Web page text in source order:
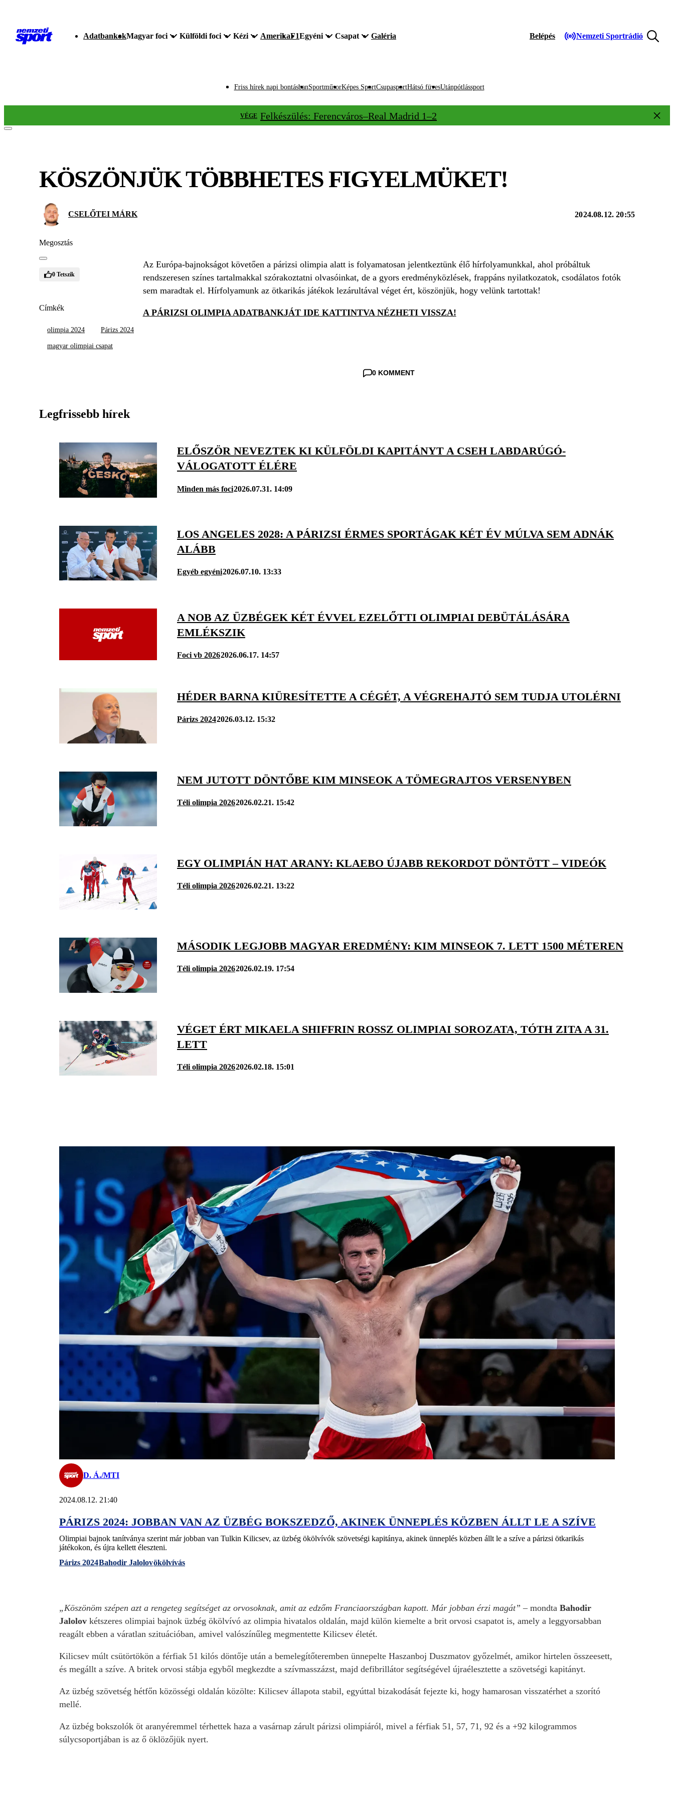
AdatbankokMagyar foci Külföldi foci Kézi AmerikaF1Egyéni Csapat Galéria Belépés Nemzeti Sportrádió
Friss hírek napi bontásbanSportműsorKépes SportCsupasportHátsó füvesUtánpótlássport
VÉGE Felkészülés: Ferencváros–Real Madrid 1–2
KÖSZÖNJÜK TÖBBHETES FIGYELMÜKET!
CSELŐTEI MÁRK 2024.08.12. 20:55
Megosztás
0 Tetszik
Címkék
olimpia 2024 Párizs 2024
magyar olimpiai csapat
Az Európa-bajnokságot követően a párizsi olimpia alatt is folyamatosan jelentkeztünk élő hírfolyamunkkal, ahol próbáltuk
rendszeresen színes tartalmakkal szórakoztatni olvasóinkat, de a gyors eredményközlések, frappáns nyilatkozatok, csodálatos fotók
sem maradtak el. Hírfolyamunk az ötkarikás játékok lezárultával véget ért, köszönjük, hogy velünk tartottak!
A PÁRIZSI OLIMPIA ADATBANKJÁT IDE KATTINTVA NÉZHETI VISSZA!
0 KOMMENT
Legfrissebb hírek
ELŐSZÖR NEVEZTEK KI KÜLFÖLDI KAPITÁNYT A CSEH LABDARÚGÓ-
VÁLOGATOTT ÉLÉRE
Minden más foci2026.07.31. 14:09
LOS ANGELES 2028: A PÁRIZSI ÉRMES SPORTÁGAK KÉT ÉV MÚLVA SEM ADNÁK
ALÁBB
Egyéb egyéni2026.07.10. 13:33
A NOB AZ ÜZBÉGEK KÉT ÉVVEL EZELŐTTI OLIMPIAI DEBÜTÁLÁSÁRA
EMLÉKSZIK
Foci vb 20262026.06.17. 14:57
HÉDER BARNA KIÜRESÍTETTE A CÉGÉT, A VÉGREHAJTÓ SEM TUDJA UTOLÉRNI
Párizs 20242026.03.12. 15:32
NEM JUTOTT DÖNTŐBE KIM MINSEOK A TÖMEGRAJTOS VERSENYBEN
Téli olimpia 20262026.02.21. 15:42
EGY OLIMPIÁN HAT ARANY: KLAEBO ÚJABB REKORDOT DÖNTÖTT – VIDEÓK
Téli olimpia 20262026.02.21. 13:22
MÁSODIK LEGJOBB MAGYAR EREDMÉNY: KIM MINSEOK 7. LETT 1500 MÉTEREN
Téli olimpia 20262026.02.19. 17:54
VÉGET ÉRT MIKAELA SHIFFRIN ROSSZ OLIMPIAI SOROZATA, TÓTH ZITA A 31.
LETT
Téli olimpia 20262026.02.18. 15:01
D. Á./MTI
2024.08.12. 21:40
PÁRIZS 2024: JOBBAN VAN AZ ÜZBÉG BOKSZEDZŐ, AKINEK ÜNNEPLÉS KÖZBEN ÁLLT LE A SZÍVE
Olimpiai bajnok tanítványa szerint már jobban van Tulkin Kilicsev, az üzbég ökölvívók szövetségi kapitánya, akinek ünneplés közben állt le a szíve a párizsi ötkarikás
játékokon, és újra kellett éleszteni.
Párizs 2024Bahodir Jalolovökölvívás
„Köszönöm szépen azt a rengeteg segítséget az orvosoknak, amit az edzőm Franciaországban kapott. Már jobban érzi magát” – mondta Bahodir
Jalolov kétszeres olimpiai bajnok üzbég ökölvívó az olimpia hivatalos oldalán, majd külön kiemelte a brit orvosi csapatot is, amely a leggyorsabban
reagált ebben a váratlan szituációban, amivel valószínűleg megmentette Kilicsev életét.
Kilicsev múlt csütörtökön a férfiak 51 kilós döntője után a bemelegítőteremben ünnepelte Haszanboj Duszmatov győzelmét, amikor hirtelen összeesett,
és megállt a szíve. A britek orvosi stábja egyből megkezdte a szívmasszázst, majd defibrillátor segítségével újraélesztette a szövetségi kapitányt.
Az üzbég szövetség hétfőn közösségi oldalán közölte: Kilicsev állapota stabil, egyúttal bizakodását fejezte ki, hogy hamarosan visszatérhet a szorító
mellé.
Az üzbég bokszolók öt aranyéremmel térhettek haza a vasárnap zárult párizsi olimpiáról, mivel a férfiak 51, 57, 71, 92 és a +92 kilogrammos
súlycsoportjában is az ő öklözőjük nyert.